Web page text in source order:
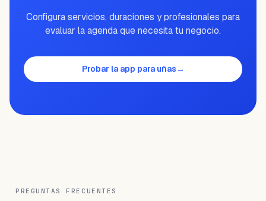
Configura servicios, duraciones y profesionales para
evaluar la agenda que necesita tu negocio.
Probar la app para uñas→
PREGUNTAS FRECUENTES